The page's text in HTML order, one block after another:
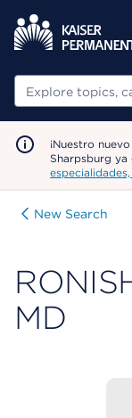
Buscar
¡Nuestro
Sharpsburg ya
New Search
MD